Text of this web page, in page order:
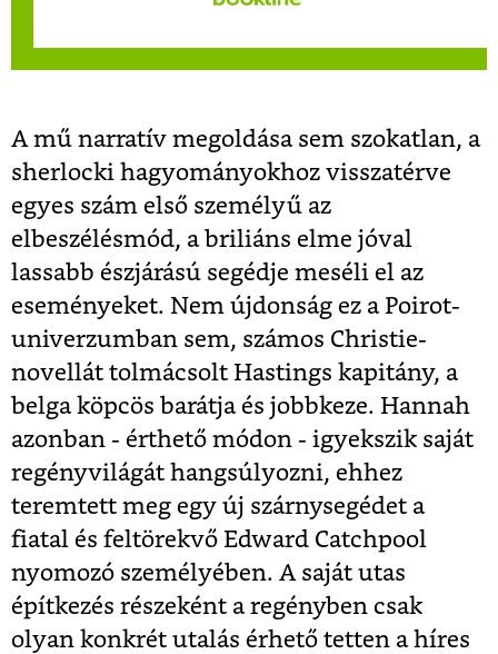
A mű narratív megoldása sem szokatlan, a
sherlocki hagyományokhoz visszatérve
egyes szám első személyű az
elbeszélésmód, a briliáns elme jóval
lassabb észjárású segédje meséli el az
eseményeket. Nem újdonság ez a Poirot-
univerzumban sem, számos Christie-
novellát tolmácsolt Hastings kapitány, a
belga köpcös barátja és jobbkeze. Hannah
azonban - érthető módon - igyekszik saját
regényvilágát hangsúlyozni, ehhez
teremtett meg egy új szárnysegédet a
fiatal és feltörekvő Edward Catchpool
nyomozó személyében. A saját utas
építkezés részeként a regényben csak
olyan konkrét utalás érhető tetten a híres